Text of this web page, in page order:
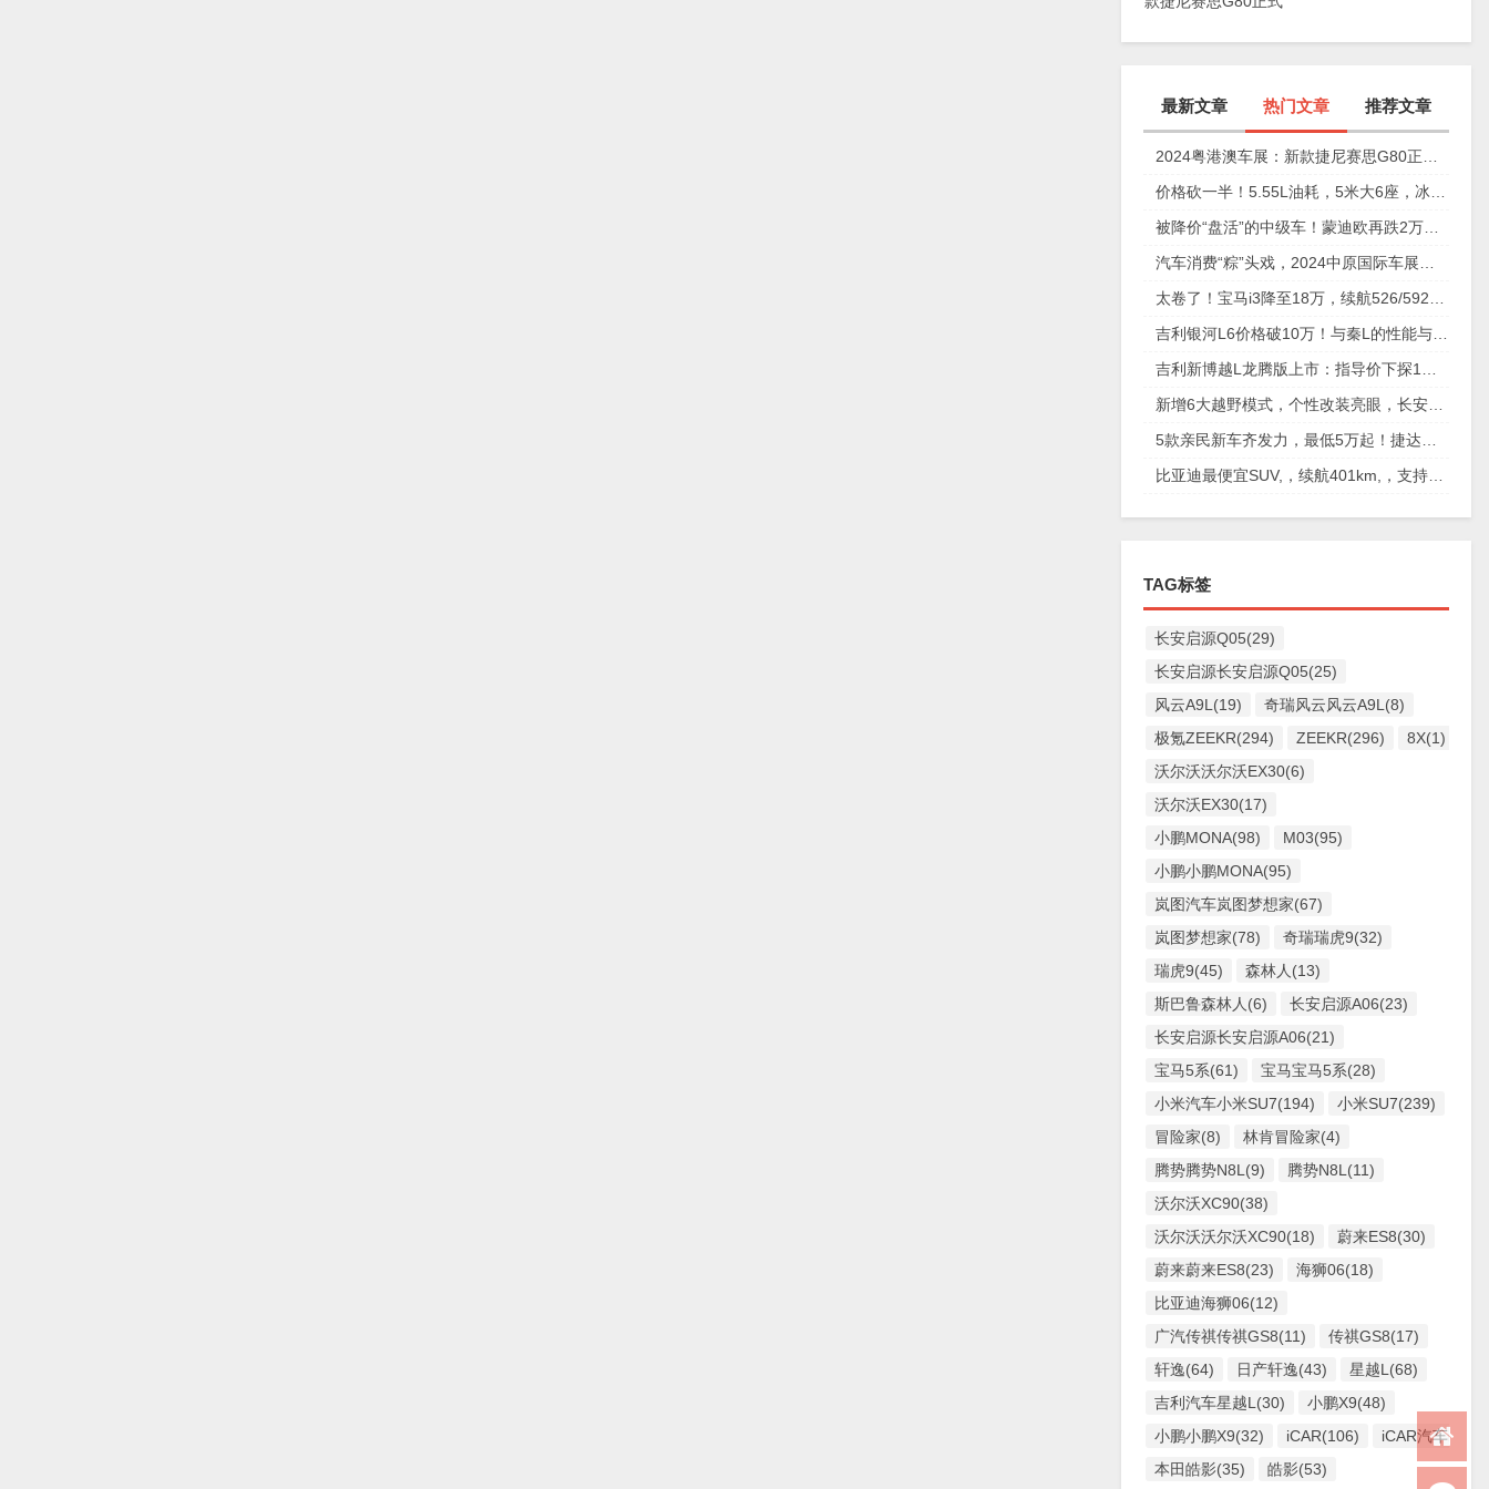
最新文章 热门文章 推荐文章
TAG标签
长安启源Q05(29)
长安启源长安启源Q05(25)
风云A9L(19)
奇瑞风云风云A9L(8)
极氪ZEEKR(294)
ZEEKR(296)
8X(1)
沃尔沃沃尔沃EX30(6)
沃尔沃EX30(17)
小鹏MONA(98)
M03(95)
小鹏小鹏MONA(95)
岚图汽车岚图梦想家(67)
岚图梦想家(78)
奇瑞瑞虎9(32)
瑞虎9(45)
森林人(13)
斯巴鲁森林人(6)
长安启源A06(23)
长安启源长安启源A06(21)
宝马5系(61)
宝马宝马5系(28)
小米汽车小米SU7(194)
小米SU7(239)
冒险家(8)
林肯冒险家(4)
腾势腾势N8L(9)
腾势N8L(11)
沃尔沃XC90(38)
沃尔沃沃尔沃XC90(18)
蔚来ES8(30)
蔚来蔚来ES8(23)
海狮06(18)
比亚迪海狮06(12)
广汽传祺传祺GS8(11)
传祺GS8(17)
轩逸(64)
日产轩逸(43)
星越L(68)
吉利汽车星越L(30)
小鹏X9(48)
小鹏小鹏X9(32)
iCAR(106)
iCAR汽车
本田皓影(35)
皓影(53)